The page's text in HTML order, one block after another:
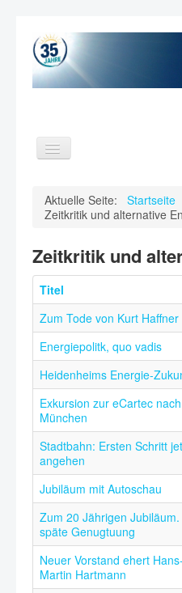
Toggle
Navigation
Themen
Kontakt
Aktuelle Seite: Startseite
Zeitkritik und alternative
Zeitkritik und
Titel
Zum Tode von Kurt Haffner
Energiepolitk, quo vadis
Heidenheims Energie-
Exkursion zur eCartec nach
München
Stadtbahn: Ersten Schritt
angehen
Jubiläum mit Autoschau
Zum 20 Jährigen
späte Genugtuung
Neuer Vorstand ehert Hans-
Martin Hartmann